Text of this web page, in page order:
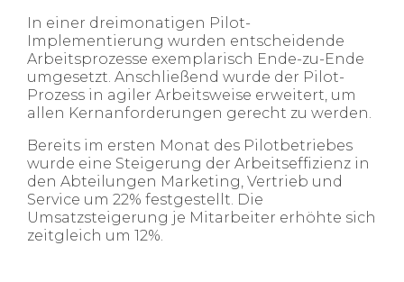
In einer dreimonatigen Pilot-
Implementierung wurden entscheidende
Arbeitsprozesse exemplarisch Ende-zu-Ende
umgesetzt. Anschließend wurde der Pilot-
Prozess in agiler Arbeitsweise erweitert, um
allen Kernanforderungen gerecht zu werden.​
Bereits im ersten Monat des Pilotbetriebes
wurde eine Steigerung der Arbeitseffizienz in
den Abteilungen Marketing, Vertrieb und
Service um 22% festgestellt. Die
Umsatzsteigerung je Mitarbeiter erhöhte sich
zeitgleich um 12%.​